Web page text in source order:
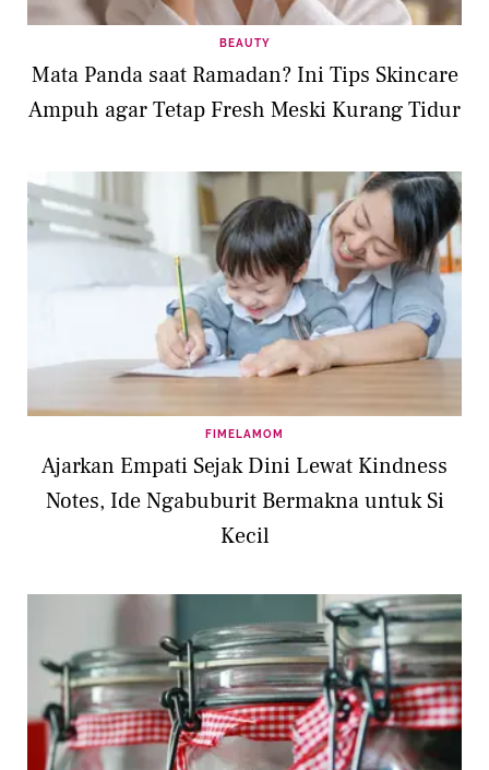
BEAUTY
Mata Panda saat Ramadan? Ini Tips Skincare
Ampuh agar Tetap Fresh Meski Kurang Tidur
FIMELAMOM
Ajarkan Empati Sejak Dini Lewat Kindness
Notes, Ide Ngabuburit Bermakna untuk Si
Kecil